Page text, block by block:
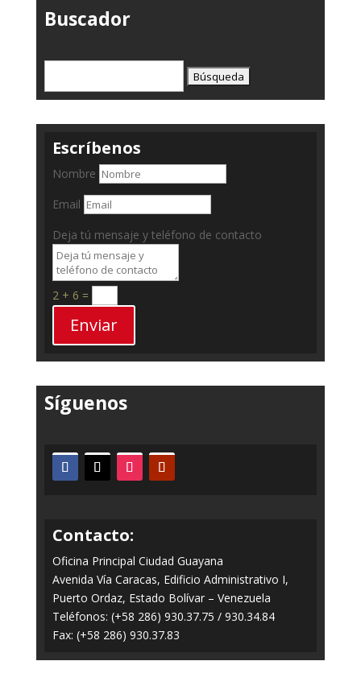
Buscador
Escríbenos
Nombre
Email
Deja tú mensaje y teléfono de contacto
2 + 6 =
Enviar
Síguenos
Contacto:
Oficina Principal Ciudad Guayana
Avenida Vía Caracas, Edificio Administrativo I,
Puerto Ordaz, Estado Bolívar – Venezuela
Teléfonos: (+58 286) 930.37.75 / 930.34.84
Fax: (+58 286) 930.37.83